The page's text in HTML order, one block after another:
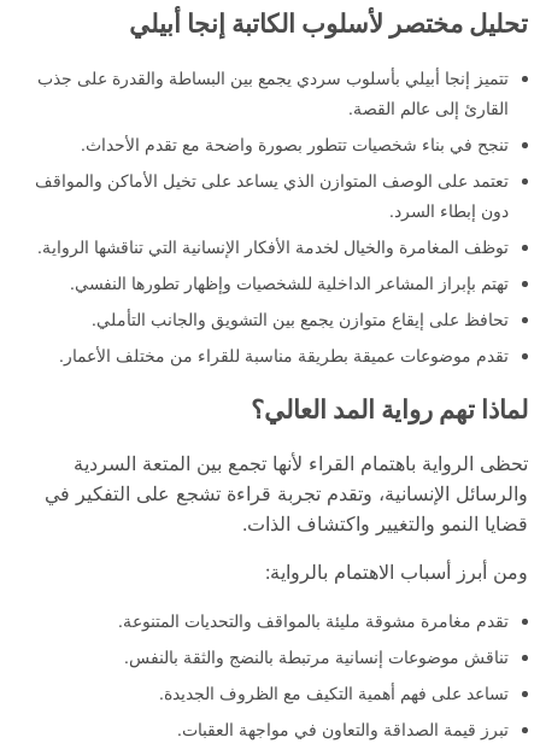
تحليل مختصر لأسلوب الكاتبة إنجا أبيلي
تتميز إنجا أبيلي بأسلوب سردي يجمع بين البساطة والقدرة على جذب
القارئ إلى عالم القصة.
تنجح في بناء شخصيات تتطور بصورة واضحة مع تقدم الأحداث.
تعتمد على الوصف المتوازن الذي يساعد على تخيل الأماكن والمواقف
دون إبطاء السرد.
توظف المغامرة والخيال لخدمة الأفكار الإنسانية التي تناقشها الرواية.
تهتم بإبراز المشاعر الداخلية للشخصيات وإظهار تطورها النفسي.
تحافظ على إيقاع متوازن يجمع بين التشويق والجانب التأملي.
تقدم موضوعات عميقة بطريقة مناسبة للقراء من مختلف الأعمار.
لماذا تهم رواية المد العالي؟
تحظى الرواية باهتمام القراء لأنها تجمع بين المتعة السردية
والرسائل الإنسانية، وتقدم تجربة قراءة تشجع على التفكير في
قضايا النمو والتغيير واكتشاف الذات.
ومن أبرز أسباب الاهتمام بالرواية:
تقدم مغامرة مشوقة مليئة بالمواقف والتحديات المتنوعة.
تناقش موضوعات إنسانية مرتبطة بالنضج والثقة بالنفس.
تساعد على فهم أهمية التكيف مع الظروف الجديدة.
تبرز قيمة الصداقة والتعاون في مواجهة العقبات.